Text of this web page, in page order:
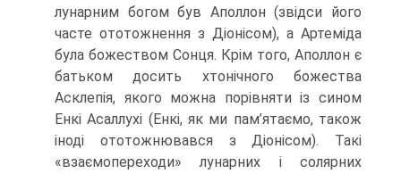
лунарним богом був Аполлон (звідси його
часте ототожнення з Діонісом), а Артеміда
була божеством Сонця. Крім того, Аполлон є
батьком досить хтонічного божества
Асклепія, якого можна по­рівняти із сином
Енкі Асаллухі (Енкі, як ми пам’ятаємо, також
іноді ототожню­вався з Діонісом). Такі
«взаємопереходи» лунарних і солярних